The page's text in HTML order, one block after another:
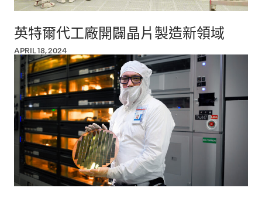
英特爾代工廠開闢晶片製造新領域
APRIL 18, 2024